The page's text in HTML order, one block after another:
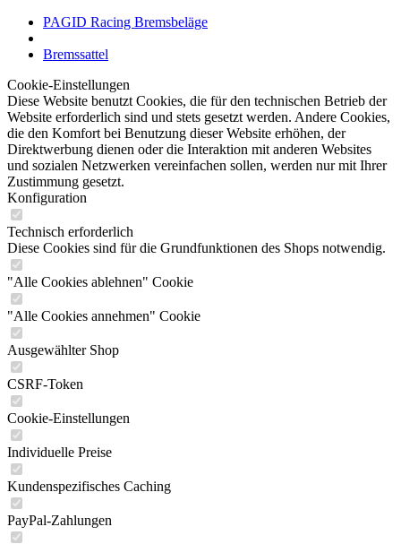
PAGID Racing Bremsbeläge
Bremssattel
Cookie-Einstellungen
Diese Website benutzt Cookies, die für den technischen Betrieb der
Website erforderlich sind und stets gesetzt werden. Andere Cookies,
die den Komfort bei Benutzung dieser Website erhöhen, der
Direktwerbung dienen oder die Interaktion mit anderen Websites
und sozialen Netzwerken vereinfachen sollen, werden nur mit Ihrer
Zustimmung gesetzt.
Konfiguration
Technisch erforderlich
Diese Cookies sind für die Grundfunktionen des Shops notwendig.
"Alle Cookies ablehnen" Cookie
"Alle Cookies annehmen" Cookie
Ausgewählter Shop
CSRF-Token
Cookie-Einstellungen
Individuelle Preise
Kundenspezifisches Caching
PayPal-Zahlungen